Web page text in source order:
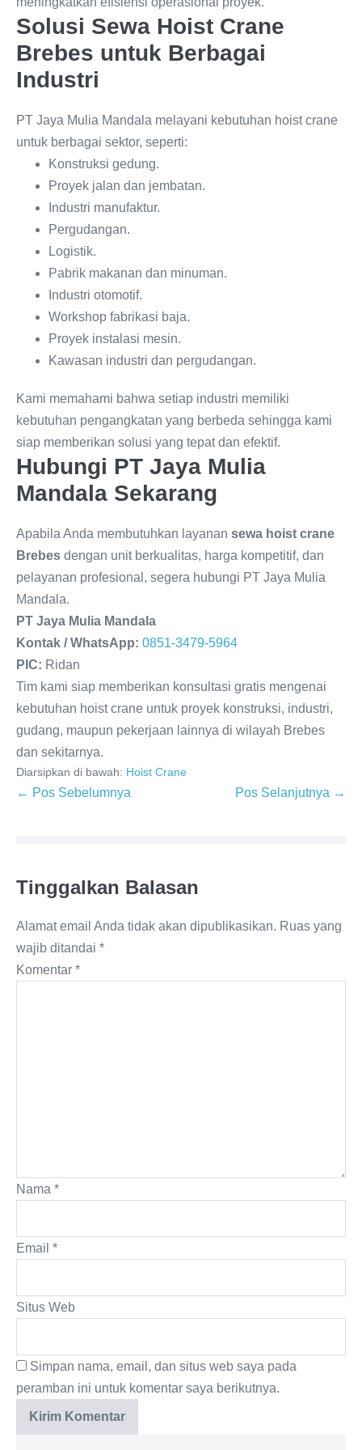
Solusi Sewa Hoist Crane
Brebes untuk Berbagai
Industri
PT Jaya Mulia Mandala melayani kebutuhan hoist crane
untuk berbagai sektor, seperti:
Konstruksi gedung.
Proyek jalan dan jembatan.
Industri manufaktur.
Pergudangan.
Logistik.
Pabrik makanan dan minuman.
Industri otomotif.
Workshop fabrikasi baja.
Proyek instalasi mesin.
Kawasan industri dan pergudangan.
Kami memahami bahwa setiap industri memiliki
kebutuhan pengangkatan yang berbeda sehingga kami
siap memberikan solusi yang tepat dan efektif.
Hubungi PT Jaya Mulia
Mandala Sekarang
Apabila Anda membutuhkan layanan sewa hoist crane
Brebes dengan unit berkualitas, harga kompetitif, dan
pelayanan profesional, segera hubungi PT Jaya Mulia
Mandala.
PT Jaya Mulia Mandala
Kontak / WhatsApp: 0851-3479-5964
PIC: Ridan
Tim kami siap memberikan konsultasi gratis mengenai
kebutuhan hoist crane untuk proyek konstruksi, industri,
gudang, maupun pekerjaan lainnya di wilayah Brebes
dan sekitarnya.
Diarsipkan di bawah: Hoist Crane
← Pos Sebelumnya Pos Selanjutnya →
Tinggalkan Balasan
Alamat email Anda tidak akan dipublikasikan. Ruas yang
wajib ditandai *
Komentar *
Nama *
Email *
Situs Web
Simpan nama, email, dan situs web saya pada
peramban ini untuk komentar saya berikutnya.